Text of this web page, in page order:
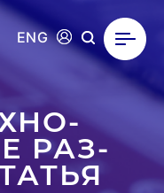
ENG
РАЗ­